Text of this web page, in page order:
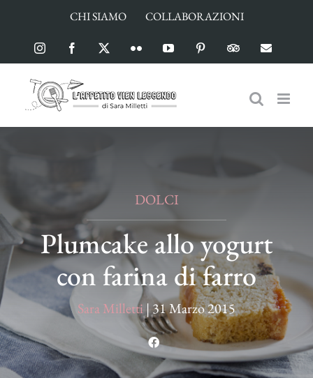
contenuto
CHI SIAMO COLLABORAZIONI
InstagramFacebook Flickr YouTube PinterestTripAdvisor
Email
DOLCI
Plumcake allo yogurt
con farina di farro
Sara Milletti |31 Marzo 2015